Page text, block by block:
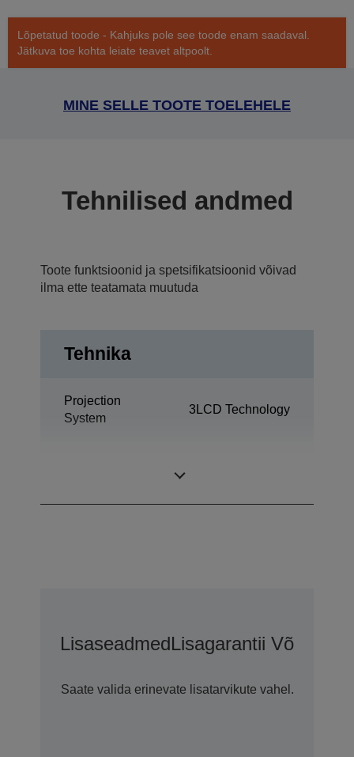
Lõpetatud toode - Kahjuks pole see toode enam saadaval.
Jätkuva toe kohta leiate teavet altpoolt.
MINE SELLE TOOTE TOELEHELE
Tehnilised andmed
Toote funktsioonid ja spetsifikatsioonid võivad
ilma ette teatamata muutuda
Tehnika
Projection
System
3LCD Technology
LisaseadmedLisagarantii
Saate valida erinevate lisatarvikute vahel.